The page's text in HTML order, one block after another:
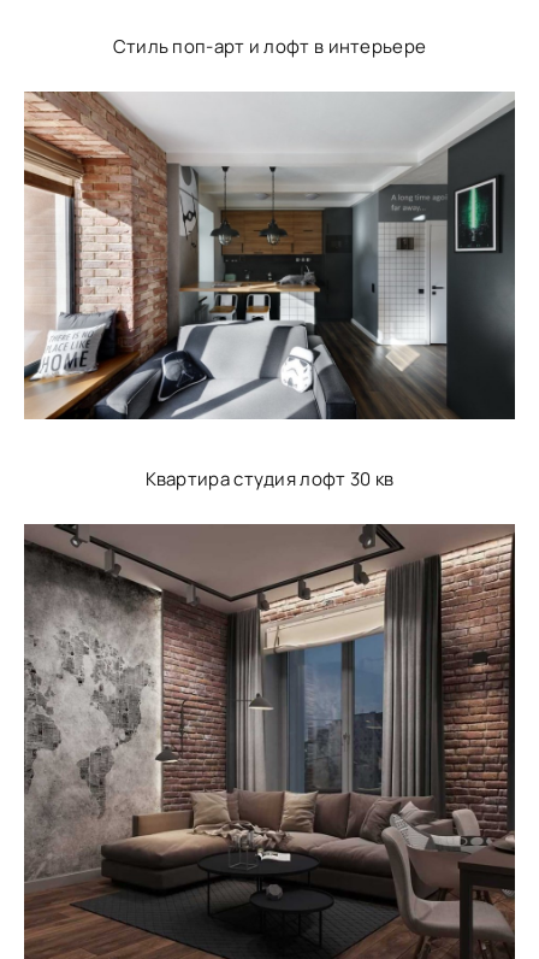
Стиль поп-арт и лофт в интерьере
Квартира студия лофт 30 кв